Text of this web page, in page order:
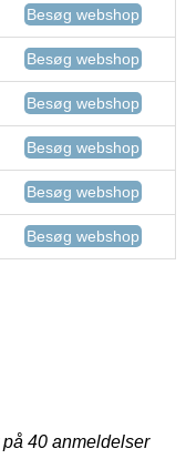
Besøg webshop
Besøg webshop
Besøg webshop
Besøg webshop
Besøg webshop
Besøg webshop
40 anmeldelser